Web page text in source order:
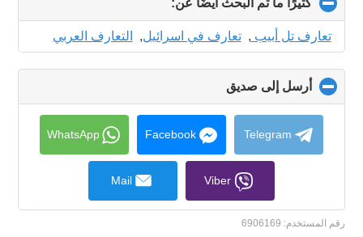
to
collapse
contents
تعارف تل أبيب ,تعارف في اسرائيل, التعارف العربي
أرسل إلى صديق
to
collapse
contents
Telegram
Facebook
WhatsApp
Viber
Mail
رقم المستخدم: 6906169